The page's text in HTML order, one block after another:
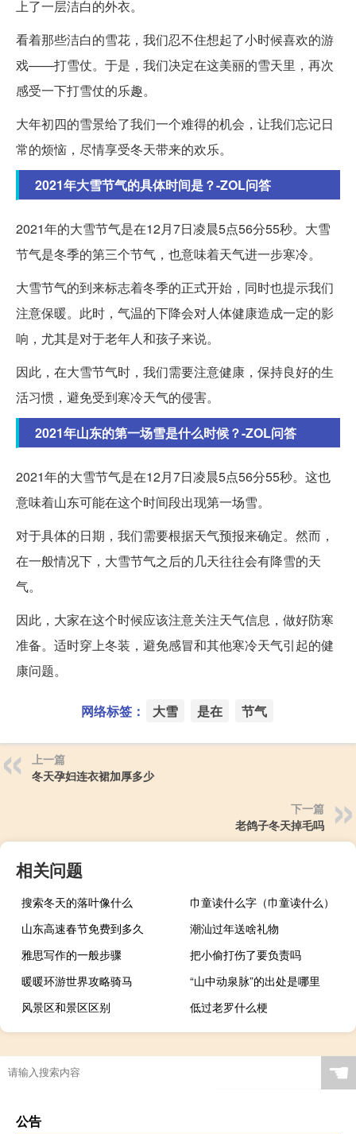
上了一层洁白的外衣。
看着那些洁白的雪花，我们忍不住想起了小时候喜欢的游
戏——打雪仗。于是，我们决定在这美丽的雪天里，再次
感受一下打雪仗的乐趣。
大年初四的雪景给了我们一个难得的机会，让我们忘记日
常的烦恼，尽情享受冬天带来的欢乐。
2021年大雪节气的具体时间是？-ZOL问答
2021年的大雪节气是在12月7日凌晨5点56分55秒。大雪
节气是冬季的第三个节气，也意味着天气进一步寒冷。
大雪节气的到来标志着冬季的正式开始，同时也提示我们
注意保暖。此时，气温的下降会对人体健康造成一定的影
响，尤其是对于老年人和孩子来说。
因此，在大雪节气时，我们需要注意健康，保持良好的生
活习惯，避免受到寒冷天气的侵害。
2021年山东的第一场雪是什么时候？-ZOL问答
2021年的大雪节气是在12月7日凌晨5点56分55秒。这也
意味着山东可能在这个时间段出现第一场雪。
对于具体的日期，我们需要根据天气预报来确定。然而，
在一般情况下，大雪节气之后的几天往往会有降雪的天
气。
因此，大家在这个时候应该注意关注天气信息，做好防寒
准备。适时穿上冬装，避免感冒和其他寒冷天气引起的健
康问题。
网络标签： 大雪 是在 节气
上一篇
冬天孕妇连衣裙加厚多少
下一篇
老鸽子冬天掉毛吗
相关问题
搜索冬天的落叶像什么
巾童读什么字（巾童读什么）
山东高速春节免费到多久
潮汕过年送啥礼物
雅思写作的一般步骤
把小偷打伤了要负责吗
暖暖环游世界攻略骑马
“山中动泉脉”的出处是哪里
风景区和景区区别
低过老罗什么梗
☚
公告